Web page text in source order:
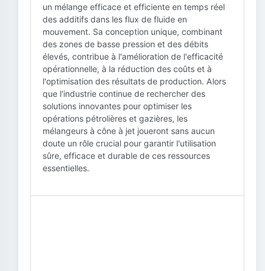
un mélange efficace et efficiente en temps réel
des additifs dans les flux de fluide en
mouvement. Sa conception unique, combinant
des zones de basse pression et des débits
élevés, contribue à l'amélioration de l'efficacité
opérationnelle, à la réduction des coûts et à
l'optimisation des résultats de production. Alors
que l'industrie continue de rechercher des
solutions innovantes pour optimiser les
opérations pétrolières et gazières, les
mélangeurs à cône à jet joueront sans aucun
doute un rôle crucial pour garantir l'utilisation
sûre, efficace et durable de ces ressources
essentielles.